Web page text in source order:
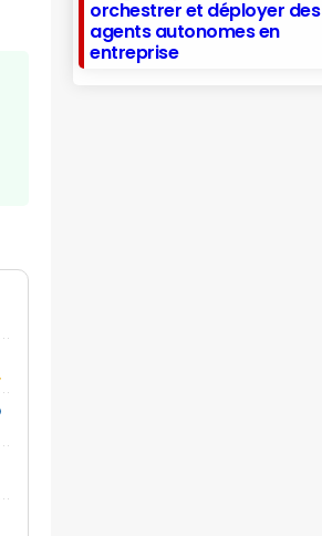
orchestrer et déployer des
agents autonomes en
entreprise